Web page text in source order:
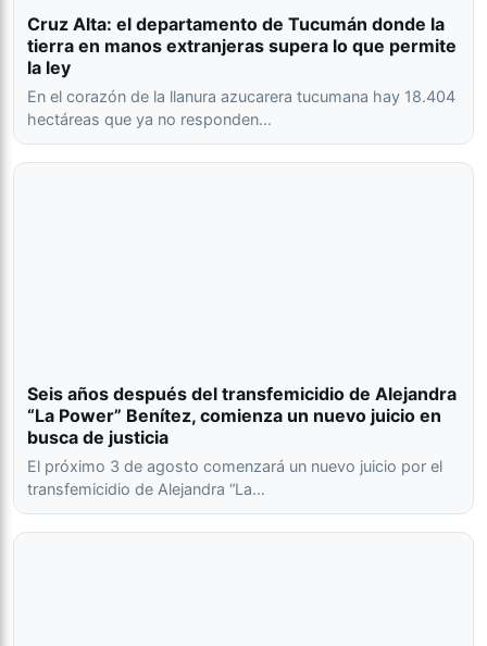
Cruz Alta: el departamento de Tucumán donde la
tierra en manos extranjeras supera lo que permite
la ley
En el corazón de la llanura azucarera tucumana hay 18.404
hectáreas que ya no responden…
Seis años después del transfemicidio de Alejandra
“La Power” Benítez, comienza un nuevo juicio en
busca de justicia
El próximo 3 de agosto comenzará un nuevo juicio por el
transfemicidio de Alejandra “La…